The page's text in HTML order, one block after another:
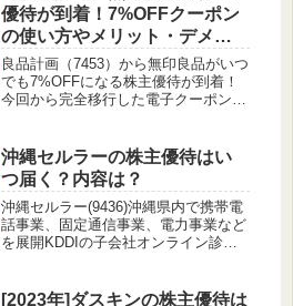
優待は自社商品の詰め合わせが...
優待が到着！7%OFFクーポン
の使い方やメリット・デメリ
ットを徹底解説🛍️
良品計画（7453）から無印良品がいつ
でも7%OFFになる株主優待が到着！
今回から完全移行した電子クーポン
説。気になる無印良品週間との併用に
ついても本音でレビューします。
沖縄セルラーの株主優待はい
つ届く？内容は？
沖縄セルラー(9436)沖縄県内で携帯電
話事業、固定通信事業、電力事業など
を展開KDDIの子会社オンライン診療
業以外にも面白いことをやってます
[2023年]ダスキンの株主優待は